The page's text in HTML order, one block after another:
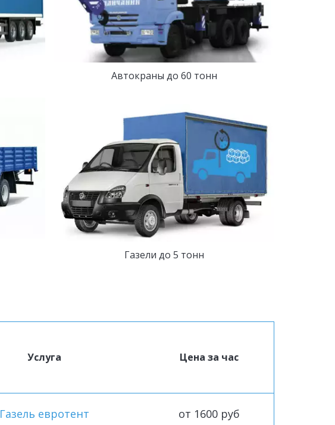
Автокраны до 60 тонн
Газели до 5 тонн
Услуга Цена за час
Газель евротент от 1600 руб